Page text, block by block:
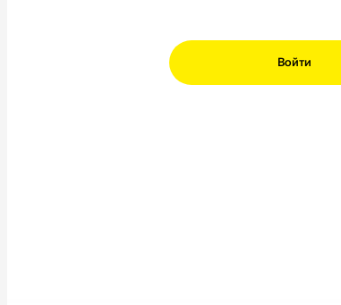
Войти